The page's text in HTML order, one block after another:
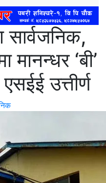
मानन्धर ‘बी’
उत्तीर्ण